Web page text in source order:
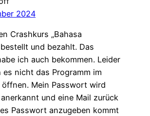
2024
Crashkurs „Bahasa
und bezahlt. Das
ich auch bekommen. Leider
es nicht das Programm im
Mein Passwort wird
und eine Mail zurück
Passwort anzugeben kommt